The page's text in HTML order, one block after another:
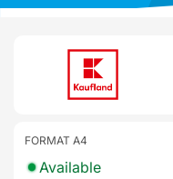
FORMAT A4
Available